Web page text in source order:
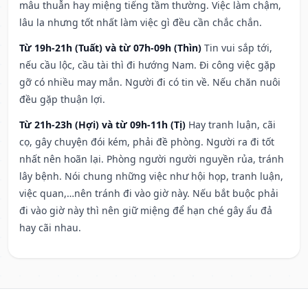
mâu thuẫn hay miệng tiếng tầm thường. Việc làm chậm,
lâu la nhưng tốt nhất làm việc gì đều cần chắc chắn.
Từ 19h-21h (Tuất) và từ 07h-09h (Thìn) Tin vui sắp tới,
nếu cầu lộc, cầu tài thì đi hướng Nam. Đi công việc gặp
gỡ có nhiều may mắn. Người đi có tin về. Nếu chăn nuôi
đều gặp thuận lợi.
Từ 21h-23h (Hợi) và từ 09h-11h (Tị) Hay tranh luận, cãi
cọ, gây chuyện đói kém, phải đề phòng. Người ra đi tốt
nhất nên hoãn lại. Phòng người người nguyền rủa, tránh
lây bệnh. Nói chung những việc như hội họp, tranh luận,
việc quan,…nên tránh đi vào giờ này. Nếu bắt buộc phải
đi vào giờ này thì nên giữ miệng để hạn ché gây ẩu đả
hay cãi nhau.